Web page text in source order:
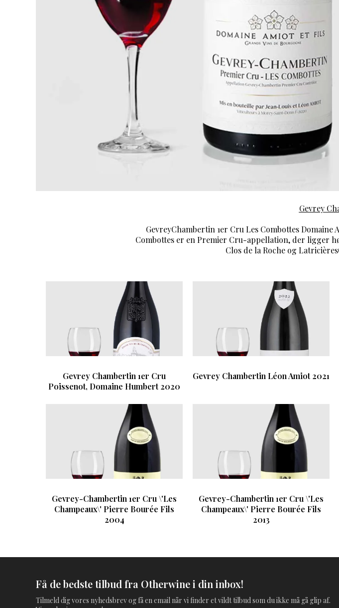
Gevrey
GevreyChambertin 1er Cru Les Combottes
Combottes er en Premier Cru-appellation, der ligger
Clos de la Roche og
Gevrey Chambertin 1er Cru
Poissenot, Domaine Humbert 2020
Gevrey Chambertin Léon Amiot 2021
Gevrey-Chambertin 1er Cru \'Les
Champeaux\' Pierre Bourée Fils
2004
Gevrey-Chambertin 1er Cru \'Les
Champeaux\' Pierre Bourée Fils
2013
Få de bedste tilbud fra Otherwine i din inbox!
Tilmeld dig vores nyhedsbrev og få en email når vi finder et vildt tilbud som du ikke må gå glip af.